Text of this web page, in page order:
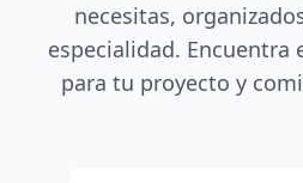
necesitas,
especialidad. Encuentra
para tu proyecto y